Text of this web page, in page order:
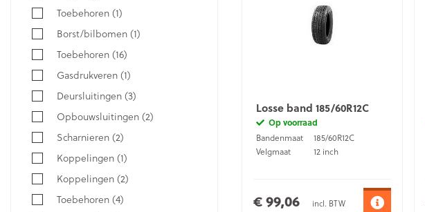
Toebehoren(1)
Borst/bilbomen(1)
Toebehoren(16)
Gasdrukveren(1)
Deursluitingen(3)
Opbouwsluitingen(2)
Scharnieren(2)
Koppelingen(1)
Koppelingen(2)
Toebehoren(4)
Losse band 185/60R12C
Op voorraad
Bandenmaat
185/60R12C
Velgmaat
12 inch
€ 99,06 incl. BTW